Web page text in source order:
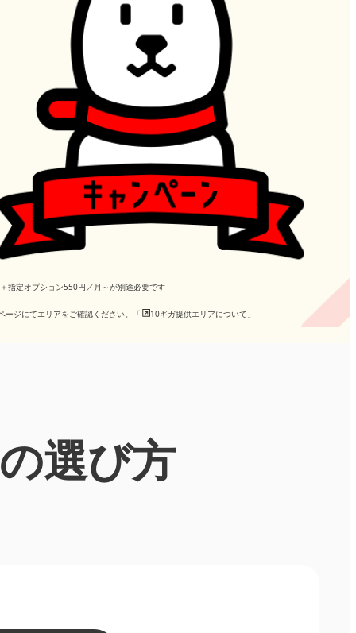
指定オプション550円／月～が別途必要です
ージにてエリアをご確認ください。「 10ギガ提供エリアについて 」
選び方